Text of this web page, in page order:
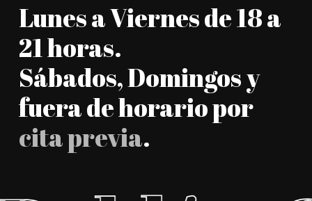
Lunes a Viernes de 18 a
21 horas.
Sábados, Domingos y
fuera de horario por
cita previa.